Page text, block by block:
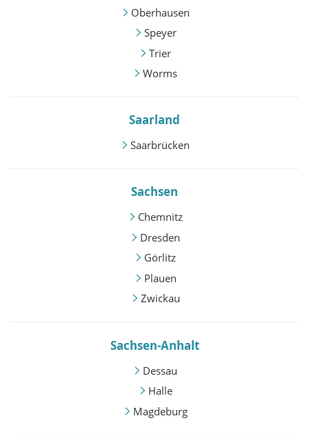
Oberhausen
Speyer
Trier
Worms
Saarland
Saarbrücken
Sachsen
Chemnitz
Dresden
Görlitz
Plauen
Zwickau
Sachsen-Anhalt
Dessau
Halle
Magdeburg